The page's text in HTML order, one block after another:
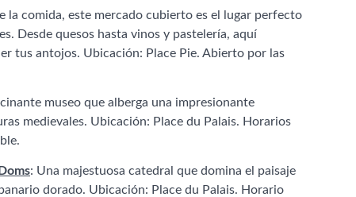
la comida, este mercado cubierto es el lugar perfecto
Desde quesos hasta vinos y pastelería, aquí
tus antojos. Ubicación: Place Pie. Abierto por las
museo que alberga una impresionante
medievales. Ubicación: Place du Palais. Horarios
: Una majestuosa catedral que domina el paisaje
dorado. Ubicación: Place du Palais. Horario